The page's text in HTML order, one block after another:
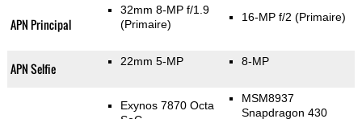
APN Principal
32mm 8-MP f/1.9
(Primaire)
16-MP f/2 (Primaire)
APN Selfie 22mm 5-MP 8-MP
Exynos 7870 Octa
MSM8937
Snapdragon 430